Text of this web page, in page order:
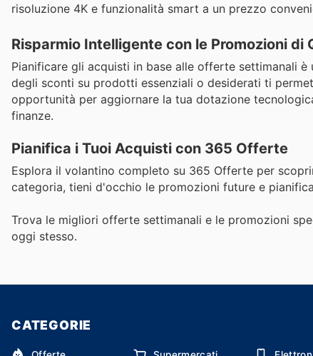
risoluzione 4K e funzionalità smart a un prezzo
Risparmio Intelligente con le Promozioni di
Pianificare gli acquisti in base alle offerte settimanali
degli sconti su prodotti essenziali o desiderati ti
opportunità per aggiornare la tua dotazione
finanze.
Pianifica i Tuoi Acquisti con 365 Offerte
Esplora il volantino completo su 365 Offerte per
categoria, tieni d'occhio le promozioni future e
Trova le migliori offerte settimanali e le promozioni
oggi stesso.
CATEGORIE